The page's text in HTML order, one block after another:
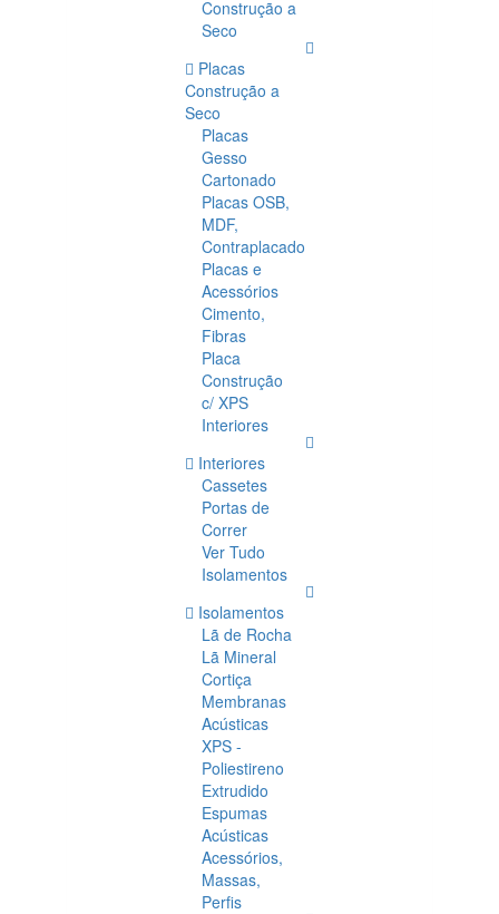
Construção a
Seco
Placas
Construção a
Seco
Placas
Gesso
Cartonado
Placas OSB,
MDF,
Contraplacado
Placas e
Acessórios
Cimento,
Fibras
Placa
Construção
c/ XPS
Interiores
Interiores
Cassetes
Portas de
Correr
Ver Tudo
Isolamentos
Isolamentos
Lã de Rocha
Lã Mineral
Cortiça
Membranas
Acústicas
XPS -
Poliestireno
Extrudido
Espumas
Acústicas
Acessórios,
Massas,
Perfis